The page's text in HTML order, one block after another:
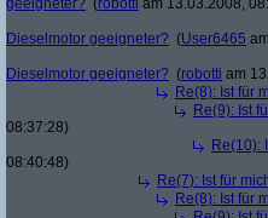
geeigneter? ( robotti am 13.03.2008,
Dieselmotor geeigneter? (User6465
Dieselmotor geeigneter? (robotti am
Re(8): Ist für
Re(9): Ist
08:37:28)
Re(10):
08:40:48)
Re(7): Ist für
Re(8): Ist für